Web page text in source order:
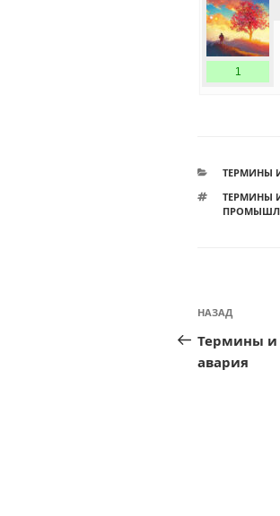
1
РУБРИКИ
ТЕРМИНЫ
МЕТКИ
ТЕРМИНЫ
запись:
НАЗАД
Термины и
авария